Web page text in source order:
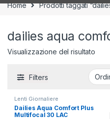
Home Prodotti taggati
dailies aqua
Visualizzazione del risultato
Filters
Lenti Giornaliere
Dailies Aqua Comfort Plus
Multifocal 30 LAC